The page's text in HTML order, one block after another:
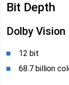
Bit Depth
Dolby Vision
12 bit
68.7 billion